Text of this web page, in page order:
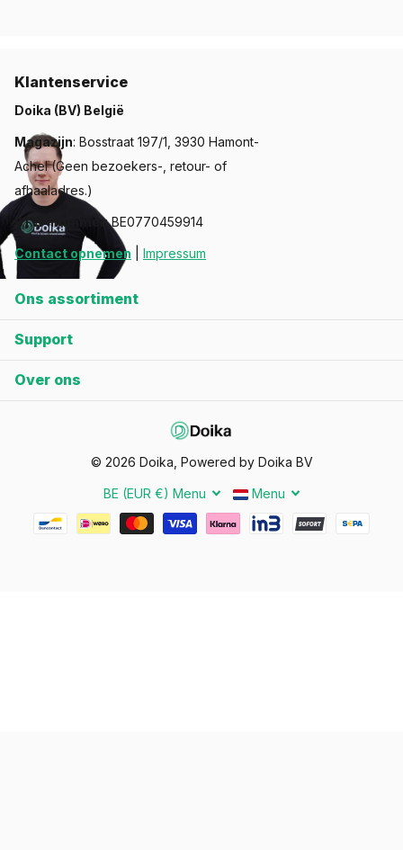
Ons assortiment
Support
Over ons
Klantenservice
Doika (BV) België
Magazijn: Bosstraat 197/1, 3930 Hamont-
Achel (Geen bezoekers-, retour- of
afhaaladres.)
BTW-nummer: BE0770459914
Contact opnemen Impressum
© 2026 Doika, Powered by Doika BV
BE (EUR €) Menu Menu